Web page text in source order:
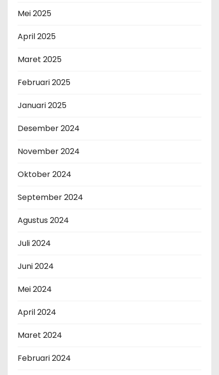
Mei 2025
April 2025
Maret 2025
Februari 2025
Januari 2025
Desember 2024
November 2024
Oktober 2024
September 2024
Agustus 2024
Juli 2024
Juni 2024
Mei 2024
April 2024
Maret 2024
Februari 2024